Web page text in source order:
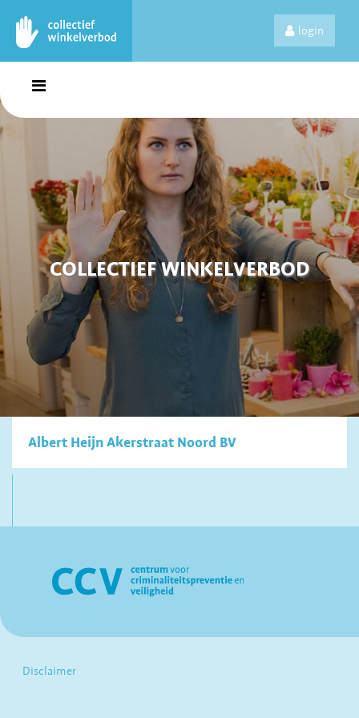
login
COLLECTIEF WINKELVERBOD
Albert Heijn Akerstraat Noord BV
Disclaimer